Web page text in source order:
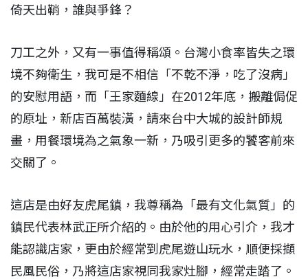
倚天出鞘，誰與爭鋒？
刀工之外，又有一事值得稱頌。台灣小食率皆失之環
境不夠衛生，我可是不相信「不乾不淨，吃了沒病」
的安慰用語，而「王家麵線」在2012年底，搬離侷促
的原址，新店百萬裝潢，請來台中大城的設計師規
畫，用餐環境為之氣象一新，乃吸引更多的饕客前來
交關了。
這店是由好友虎尾鎮，我尊稱為「最有文化氣質」的
鎮民代表林武正所介紹的。由於他的用心引介，我才
能認識店家，更由於經常到虎尾遊山玩水，順便採擷
民風民俗，乃將這店家視同我家灶腳，經常走踏了。